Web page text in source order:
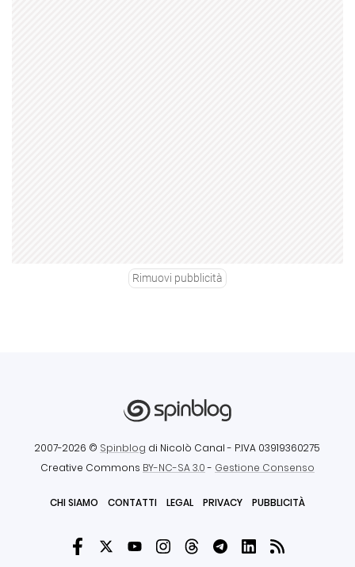
Rimuovi pubblicità
2007-2026 © Spinblog di Nicolò Canal - P.IVA 03919360275
Creative Commons BY-NC-SA 3.0- Gestione Consenso
CHI SIAMO CONTATTI LEGAL PRIVACY PUBBLICITÀ